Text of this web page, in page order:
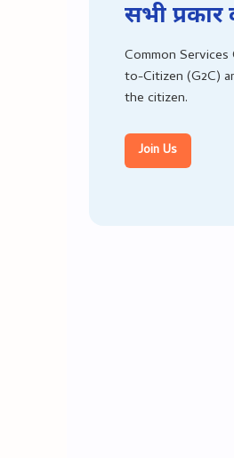
सभी
Common
to-Citizen (G2C)
the citizen.
Join Us